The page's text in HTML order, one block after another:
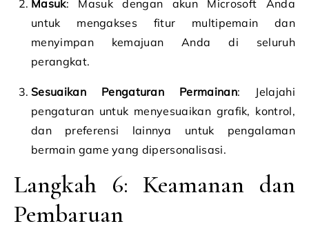
Masuk: Masuk dengan akun Microsoft Anda
untuk mengakses fitur multipemain dan
menyimpan kemajuan Anda di seluruh
perangkat.
Sesuaikan Pengaturan Permainan: Jelajahi
pengaturan untuk menyesuaikan grafik, kontrol,
dan preferensi lainnya untuk pengalaman
bermain game yang dipersonalisasi.
Langkah 6: Keamanan dan
Pembaruan